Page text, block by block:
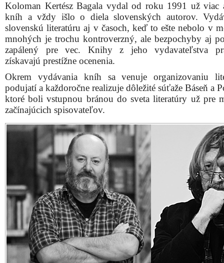
Koloman Kertész Bagala vydal od roku 1991 už viac
kníh a vždy išlo o diela slovenských autorov.
slovenskú literatúru aj v časoch, keď to ešte nebolo v
mnohých je trochu kontroverzný, ale bezpochyby aj
zapálený pre vec. Knihy z jeho vydavateľstva
získavajú prestížne ocenenia.
Okrem vydávania kníh sa venuje organizovaniu
podujatí a každoročne realizuje dôležité súťaže Báseň a
ktoré boli vstupnou bránou do sveta literatúry už pre
začínajúcich spisovateľov.